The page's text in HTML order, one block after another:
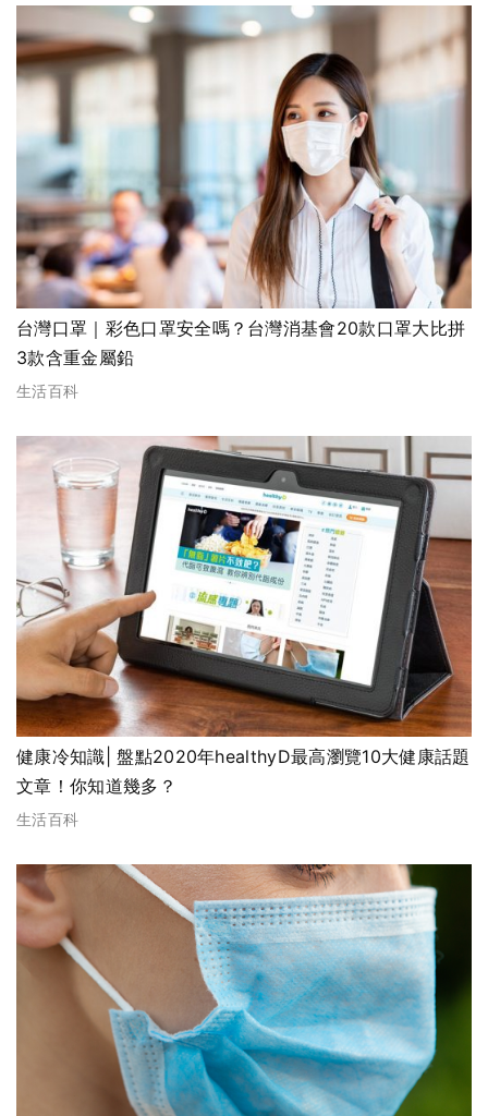
台灣口罩｜彩色口罩安全嗎？台灣消基會20款口罩大比拼
3款含重金屬鉛
生活百科
健康冷知識| 盤點2020年healthyD最高瀏覽10大健康話題
文章！你知道幾多？
生活百科